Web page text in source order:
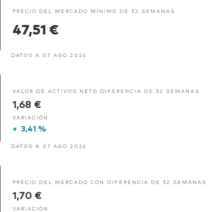
PRECIO DEL MERCADO MÍNIMO DE 52 SEMANAS
47,51 €
DATOS A 07 AGO 2026
VALOR DE ACTIVOS NETO DIFERENCIA DE 52 SEMANAS
1,68 €
VARIACIÓN
+ 3,41 %
DATOS A 07 AGO 2026
PRECIO DEL MERCADO CON DIFERENCIA DE 52 SEMANAS
1,70 €
VARIACIÓN